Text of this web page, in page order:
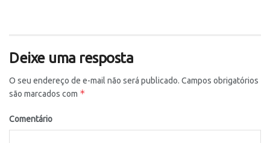
Deixe uma resposta
O seu endereço de e-mail não será publicado. Campos obrigatórios
são marcados com *
Comentário